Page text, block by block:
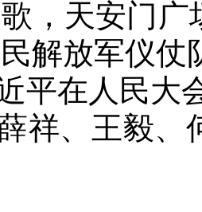
，天安门
解放军仪仗
平在人民大
祥、王毅、